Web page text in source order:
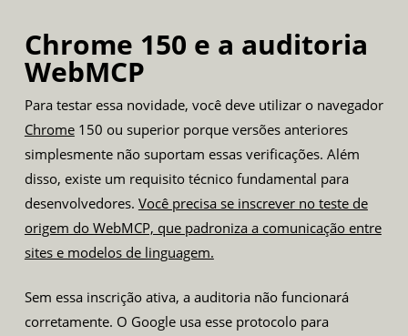
Chrome 150 e a auditoria
WebMCP
Para testar essa novidade, você deve utilizar o navegador
Chrome150 ou superior porque versões anteriores
simplesmente não suportam essas verificações. Além
disso, existe um requisito técnico fundamental para
desenvolvedores. Você precisa se inscrever no teste de
origem do WebMCP, que padroniza a comunicação entre
sites e modelos de linguagem.
Sem essa inscrição ativa, a auditoria não funcionará
corretamente. O Google usa esse protocolo para